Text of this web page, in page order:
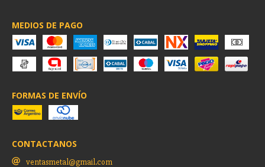
MEDIOS DE PAGO
FORMAS DE ENVÍO
CONTACTANOS
ventasmetal@gmail.com